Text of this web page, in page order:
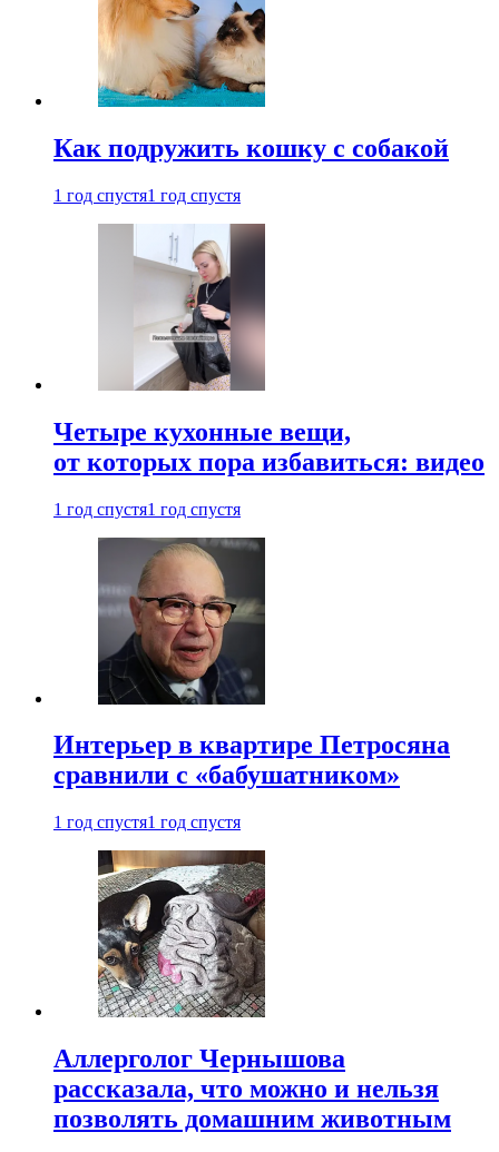
Как подружить кошку с собакой
1 год спустя1 год спустя
Четыре кухонные вещи,
от которых пора избавиться: видео
1 год спустя1 год спустя
Интерьер в квартире Петросяна
сравнили с «бабушатником»
1 год спустя1 год спустя
Аллерголог Чернышова
рассказала, что можно и нельзя
позволять домашним животным